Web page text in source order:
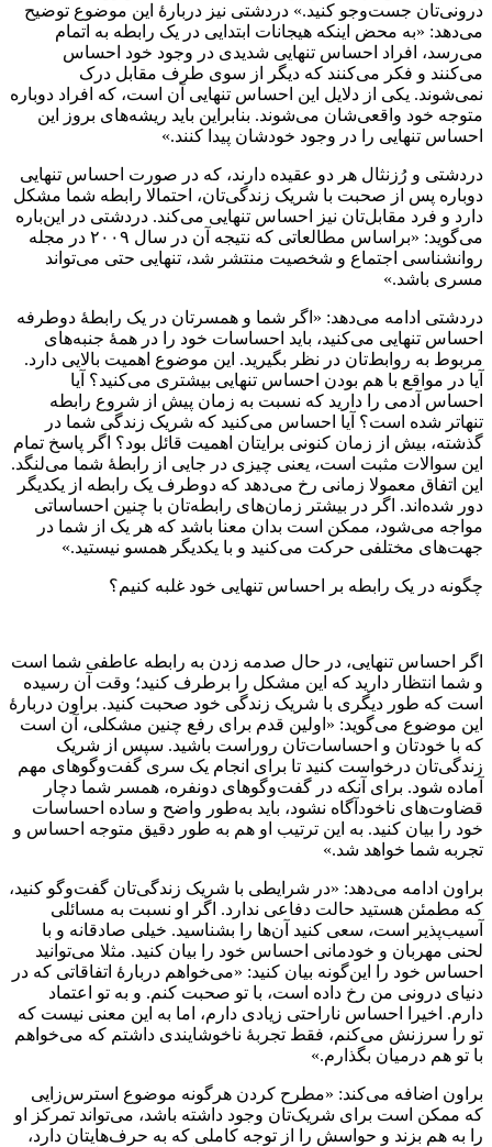
درونی‌تان جست‌وجو کنید.» دردشتی نیز دربارهٔ این موضوع توضیح
می‌دهد: «به محض اینکه هیجانات ابتدایی در یک رابطه به اتمام
می‌رسد، افراد احساس تنهایی شدیدی در وجود خود احساس
می‌کنند و فکر می‌کنند که دیگر از سوی طرف مقابل درک
نمی‌شوند. یکی از دلایل این احساس تنهایی آن است،‌ که افراد دوباره
متوجه خود واقعی‌شان می‌شوند. بنابراین باید ریشه‌های بروز این
احساس تنهایی را در وجود خودشان پیدا کنند.»
دردشتی و رُزنثال هر دو عقیده دارند، که در صورت احساس تنهایی
دوباره پس از صحبت با شریک زندگی‌تان، احتمالا رابطه شما مشکل
دارد و فرد مقابل‌تان نیز احساس تنهایی می‌کند. دردشتی در این‌باره
می‌گوید: «براساس مطالعاتی که نتیجه آن‌ در سال ۲۰۰۹ در مجله
روانشناسی اجتماع و شخصیت منتشر شد، تنهایی حتی می‌تواند
مسری باشد.»
دردشتی ادامه می‌دهد: «اگر شما و همسرتان در یک رابطهٔ دوطرفه
احساس تنهایی می‌کنید، باید احساسات خود را در همهٔ جنبه‌های
مربوط به روابط‌تان در نظر بگیرید. این موضوع اهمیت بالایی دارد.
آیا در مواقع با هم بودن احساس تنهایی بیشتری می‌کنید؟ آیا
احساس آدمی را دارید که نسبت به زمان پیش از شروع رابطه
تنهاتر شده است؟ آیا احساس می‌کنید که شریک زندگی شما در
گذشته، بیش از زمان کنونی برایتان اهمیت قائل بود؟ اگر پاسخ تمام
این سوالات مثبت است، یعنی چیزی در جایی از رابطهٔ شما می‌لنگد.
این اتفاق معمولا زمانی رخ می‌دهد که دوطرف یک رابطه از یکدیگر
دور شده‌اند. اگر در بیشتر زمان‌های رابطه‌تان با چنین احساساتی
مواجه می‌شود، ممکن است بدان معنا باشد که هر یک از شما در
جهت‌های مختلفی حرکت می‌کنید و با یکدیگر همسو نیستید.»
چگونه در یک رابطه بر احساس تنهایی خود غلبه کنیم؟
اگر احساس تنهایی، در حال صدمه زدن به رابطه عاطفی شما است
و شما انتظار دارید که این مشکل را برطرف کنید؛ وقت آن رسیده
است که طور دیگری با شریک زندگی خود صحبت کنید. براون دربارهٔ
این موضوع می‌گوید:‌ «اولین قدم برای رفع چنین مشکلی، آن است
که با خودتان و احساسات‌تان روراست باشید. سپس از شریک
زندگی‌تان درخواست کنید تا برای انجام یک سری گفت‌وگوهای مهم
آماده شود. برای آنکه در گفت‌وگوهای دونفره، همسر شما دچار
قضاوت‌های ناخودآگاه نشود،‌ باید به‌طور واضح و ساده احساسات
خود را بیان کنید. به این ترتیب او هم به طور دقیق متوجه احساس و
تجربه شما خواهد شد.»
براون ادامه می‌دهد: «در شرایطی با شریک زندگی‌تان گفت‌وگو کنید،
که مطمئن هستید حالت دفاعی ندارد. اگر او نسبت به مسائلی
آسیب‌پذیر است،‌ سعی کنید آن‌ها را بشناسید. خیلی صادقانه و با
لحنی مهربان و خودمانی احساس خود را بیان کنید. مثلا می‌توانید
احساس خود را این‌گونه بیان کنید: «می‌خواهم دربارهٔ اتفاقاتی که در
دنیای درونی من رخ داده است، با تو صحبت کنم. و به تو اعتماد
دارم. اخیرا احساس ناراحتی زیادی دارم، اما به این معنی نیست که
تو را سرزنش می‌کنم، فقط تجربهٔ ناخوشایندی داشتم که می‌خواهم
با تو هم درمیان بگذارم.»
براون اضافه می‌کند: «مطرح کردن هرگونه موضوع استرس‌زایی
که ممکن است برای شریک‌تان وجود داشته باشد، می‌تواند تمرکز او
را به هم بزند و حواسش را از توجه کاملی که به حرف‌هایتان دارد،